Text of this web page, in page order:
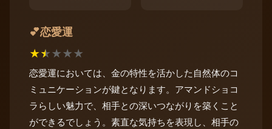
💕恋愛運
★★★★★
恋愛運においては、金の特性を活かした自然体のコ
ミュニケーションが鍵となります。アマンドショコ
ラらしい魅力で、相手との深いつながりを築くこと
ができるでしょう。素直な気持ちを表現し、相手の